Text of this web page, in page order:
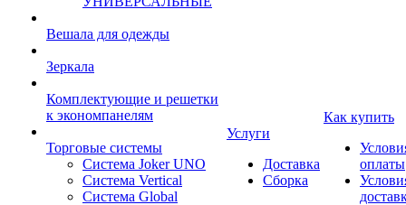
Вешала для одежды
Зеркала
Комплектующие и решетки
к экономпанелям
Торговые системы
Система Joker UNO
Система Vertical
Система Global
Услуги
Доставка
Сборка
Как купить
оплаты